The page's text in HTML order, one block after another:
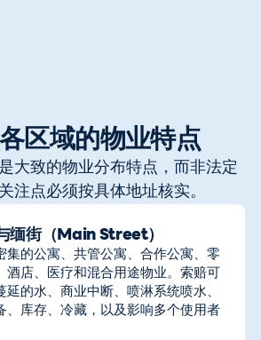
区域的物业特点
大致的物业分布特点，而非法定
注点必须按具体地址核实。
缅街（Main Street）
集的公寓、共管公寓、合作公寓、零
酒店、医疗和混合用途物业。索赔可
延的水、商业中断、喷淋系统喷水、
、库存、冷藏，以及影响多个使用者